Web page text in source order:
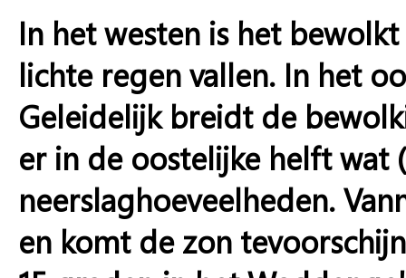
In het westen is het
lichte regen vallen. In het
Geleidelijk breidt de
er in de oostelijke helft wat
neerslaghoeveelheden.
en komt de zon